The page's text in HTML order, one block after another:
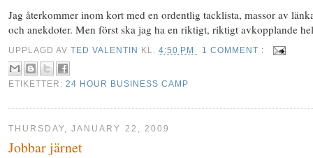
Jag återkommer inom kort med en ordentlig tacklista, massor av
och anekdoter. Men först ska jag ha en riktigt, riktigt avkopplande
UPPLAGD AVTED VALENTIN KL.4:50 PM 1 COMMENT :
ETIKETTER:24 HOUR BUSINESS CAMP
THURSDAY, JANUARY 22, 2009
Jobbar järnet